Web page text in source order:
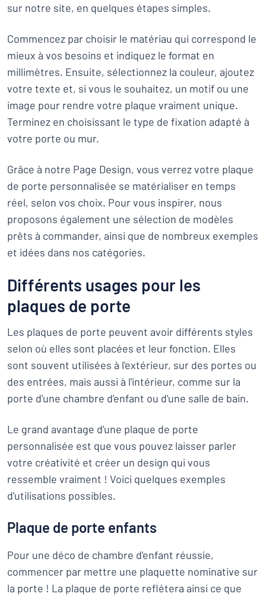
sur notre site, en quelques étapes simples.
Commencez par choisir le matériau qui correspond le
mieux à vos besoins et indiquez le format en
millimètres. Ensuite, sélectionnez la couleur, ajoutez
votre texte et, si vous le souhaitez, un motif ou une
image pour rendre votre plaque vraiment unique.
Terminez en choisissant le type de fixation adapté à
votre porte ou mur.
Grâce à notre Page Design, vous verrez votre plaque
de porte personnalisée se matérialiser en temps
réel, selon vos choix. Pour vous inspirer, nous
proposons également une sélection de modèles
prêts à commander, ainsi que de nombreux exemples
et idées dans nos catégories.
Différents usages pour les
plaques de porte
Les plaques de porte peuvent avoir différents styles
selon où elles sont placées et leur fonction. Elles
sont souvent utilisées à l'extérieur, sur des portes ou
des entrées, mais aussi à l'intérieur, comme sur la
porte d'une chambre d'enfant ou d'une salle de bain.
Le grand avantage d'une plaque de porte
personnalisée est que vous pouvez laisser parler
votre créativité et créer un design qui vous
ressemble vraiment ! Voici quelques exemples
d'utilisations possibles.
Plaque de porte enfants
Pour une déco de chambre d'enfant réussie,
commencer par mettre une plaquette nominative sur
la porte ! La plaque de porte reflétera ainsi ce que